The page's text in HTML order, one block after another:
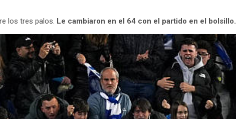
los tres palos. Le cambiaron en el 64 con el partido en el bolsillo.